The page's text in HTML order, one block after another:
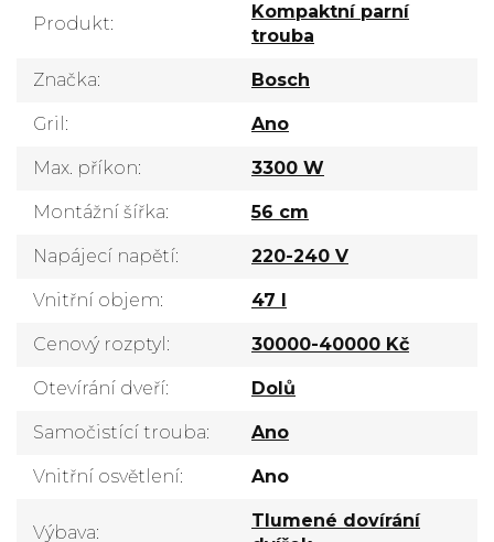
Produkt:
Kompaktní parní
trouba
Značka: Bosch
Gril : Ano
Max. příkon: 3300 W
Montážní šířka: 56 cm
Napájecí napětí: 220-240 V
Vnitřní objem: 47 l
Cenový rozptyl : 30000-40000 Kč
Otevírání dveří: Dolů
Samočistící trouba: Ano
Vnitřní osvětlení: Ano
Výbava:
Tlumené dovírání